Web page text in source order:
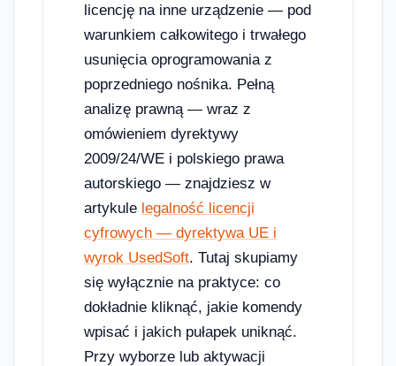
licencję na inne urządzenie — pod
warunkiem całkowitego i trwałego
usunięcia oprogramowania z
poprzedniego nośnika. Pełną
analizę prawną — wraz z
omówieniem dyrektywy
2009/24/WE i polskiego prawa
autorskiego — znajdziesz w
artykule legalność licencji
cyfrowych — dyrektywa UE i
wyrok UsedSoft. Tutaj skupiamy
się wyłącznie na praktyce: co
dokładnie kliknąć, jakie komendy
wpisać i jakich pułapek uniknąć.
Przy wyborze lub aktywacji